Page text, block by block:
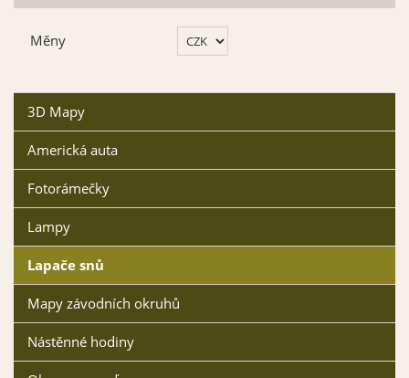
Měny
3D Mapy
Americká auta
Fotorámečky
Lampy
Lapače snů
Mapy závodních okruhů
Nástěnné hodiny